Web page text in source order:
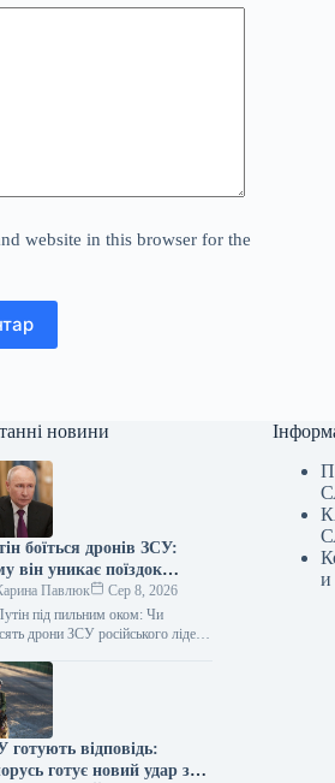
website in this browser for the
новини
боїться дронів ЗСУ:
він уникає поїздок
Павлюк
Сер 8, 2026
під пильним оком: Чи
дрони ЗСУ російського лідера
візитів: Чи впливають…
готують відповідь:
готує новий удар з
и